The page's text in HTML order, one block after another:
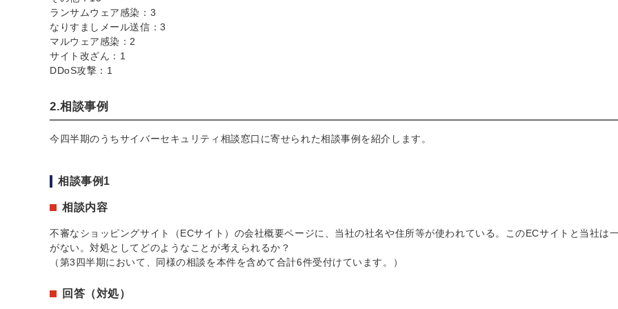
ランサムウェア感染：3
なりすましメール送信：3
マルウェア感染：2
サイト改ざん：1
DDoS攻撃：1
2.相談事例
今四半期のうちサイバーセキュリティ相談窓口に寄せられた相談事例を紹介します。
相談事例1
相談内容
不審なショッピングサイト（ECサイト）の会社概要ページに、当社の社名や住所等が使われている。このECサイトと当社は
がない。対処としてどのようなことが考えられるか？
（第3四半期において、同様の相談を本件を含めて合計6件受付けています。）
回答（対処）